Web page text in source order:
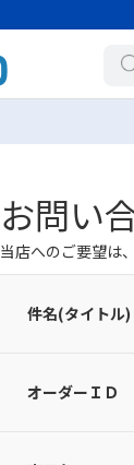
お問い
当店へのご要望は
件名(タイトル)
オーダーＩＤ